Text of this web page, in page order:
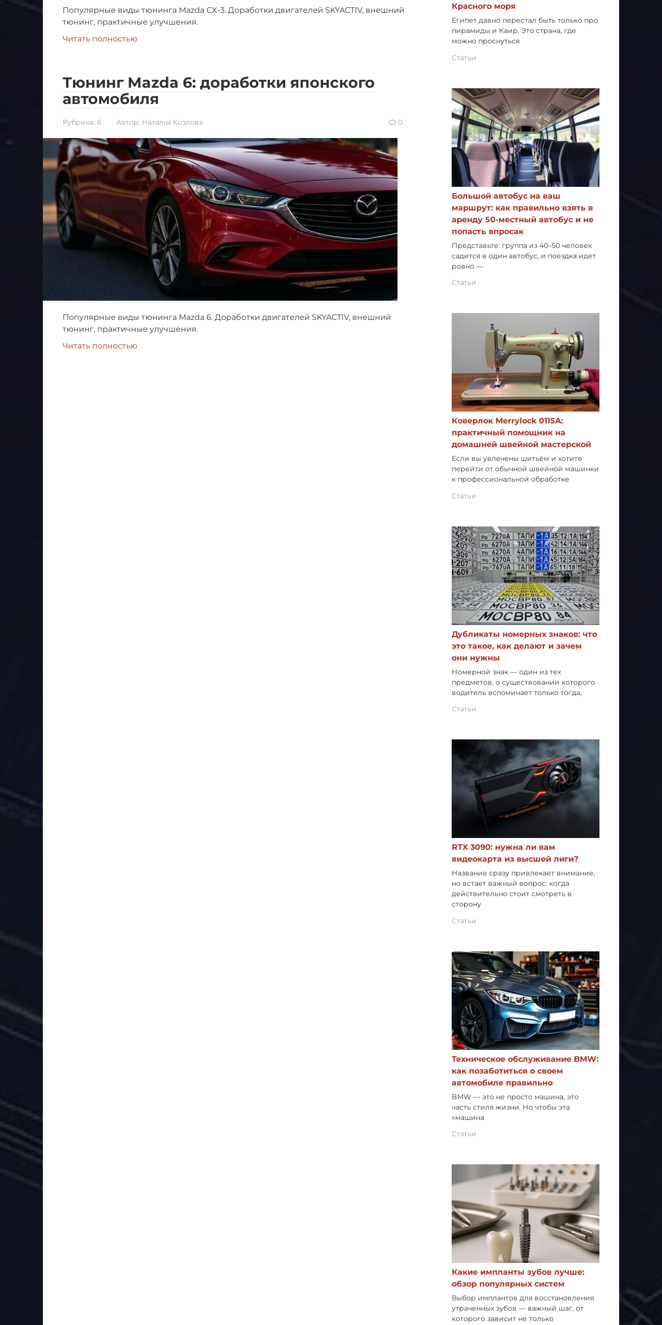
Популярные виды тюнинга Mazda CX-3. Доработки двигателей SKYACTIV, внешний
тюнинг, практичные улучшения.
Читать полностью
Тюнинг Mazda 6: доработки японского
автомобиля
Рубрика: 6 Автор: Наталья Козлова 0
Популярные виды тюнинга Mazda 6. Доработки двигателей SKYACTIV, внешний
тюнинг, практичные улучшения.
Читать полностью
Красного моря
Египет давно перестал быть только про
пирамиды и Каир. Это страна, где
можно проснуться
Статьи
Большой автобус на ваш
маршрут: как правильно взять в
аренду 50-местный автобус и не
попасть впросак
Представьте: группа из 40–50 человек
садится в один автобус, и поездка идет
ровно —
Статьи
Коверлок Merrylock 0115A:
практичный помощник на
домашней швейной мастерской
Если вы увлечены шитьём и хотите
перейти от обычной швейной машинки
к профессиональной обработке
Статьи
Дубликаты номерных знаков: что
это такое, как делают и зачем
они нужны
Номерной знак — один из тех
предметов, о существовании которого
водитель вспоминает только тогда,
Статьи
RTX 3090: нужна ли вам
видеокарта из высшей лиги?
Название сразу привлекает внимание,
но встает важный вопрос: когда
действительно стоит смотреть в
сторону
Статьи
Техническое обслуживание BMW:
как позаботиться о своем
автомобиле правильно
BMW — это не просто машина, это
часть стиля жизни. Но чтобы эта
«машина
Статьи
Какие импланты зубов лучше:
обзор популярных систем
Выбор имплантов для восстановления
утраченных зубов — важный шаг, от
которого зависит не только